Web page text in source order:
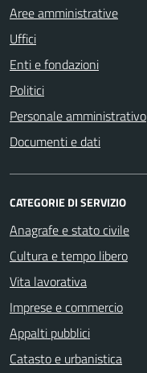
Aree amministrative
Uffici
Enti e fondazioni
Politici
Personale amministrativo
Documenti e dati
CATEGORIE DI SERVIZIO
Anagrafe e stato civile
Cultura e tempo libero
Vita lavorativa
Imprese e commercio
Appalti pubblici
Catasto e urbanistica